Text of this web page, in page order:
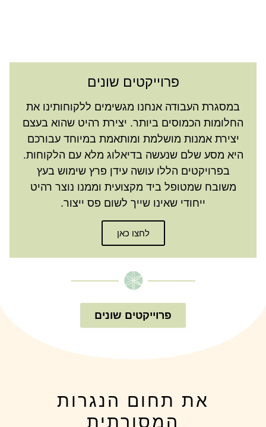
פרוייקטים שונים
במסגרת העבודה אנחנו מגשימים ללקוחותינו את
החלומות הכמוסים ביותר. יצירת רהיט שהוא בעצם
יצירת אמנות מושלמת ומותאמת במיוחד עבורכם
היא מסע שלם שנעשה בדיאלוג מלא עם הלקוחות.
בפרויקטים הללו עושה עידן פרץ שימוש בעץ
משובח שמטופל ביד מקצועית וממנו נוצר רהיט
ייחודי שאינו שייך לשום פס ייצור.
לחצו כאן
פרוייקטים שונים
את תחום הנגרות
המסורתית